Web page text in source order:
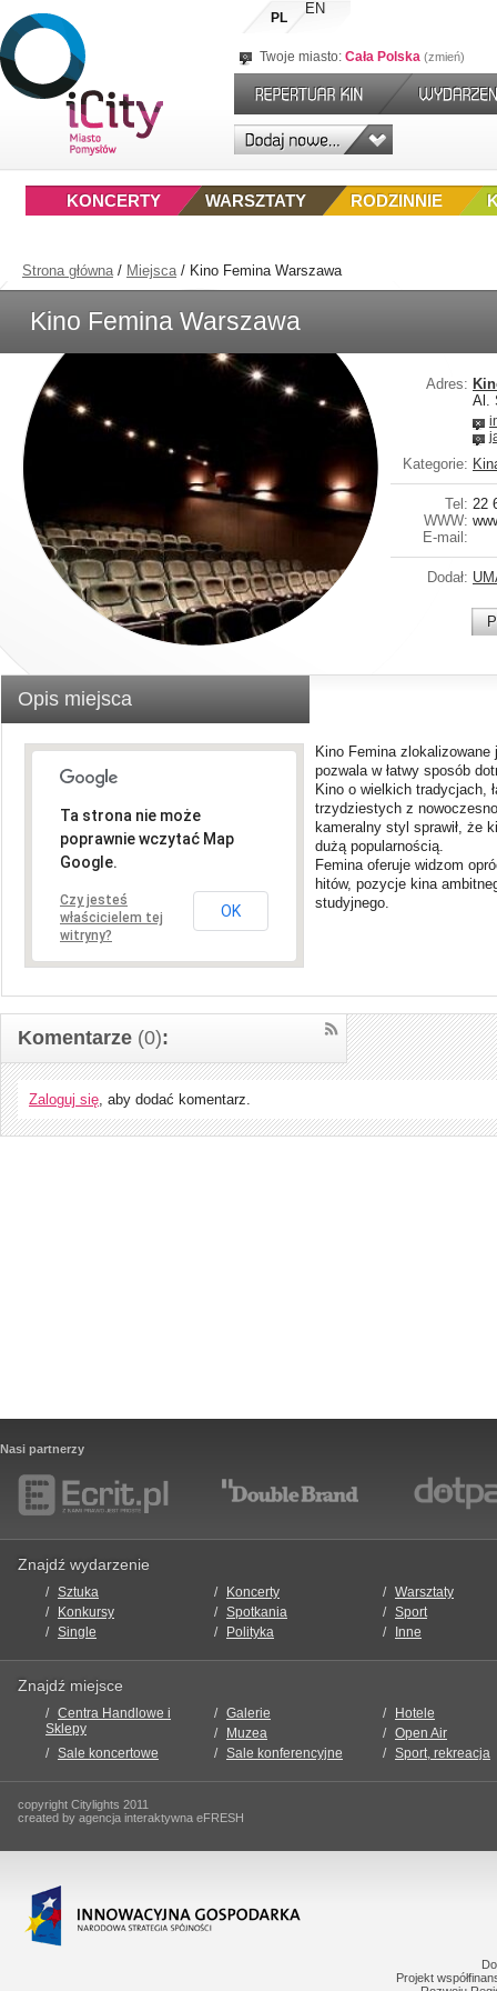
PL
EN
Twoje miasto: Cała Polska zmień
RODZINNIE
WARSZTATY
KONCERTY
Strona główna/ Miejsca/ Kino Femina Warszawa
Kino Femina Warszawa
Adres:
Al.
Kategorie:
Tel: 22
WWW:
E-mail:
Dodał:
Opis miejsca
Ta strona nie może
poprawnie wczytać Map
Google.
Czy jesteś
właścicielem tej
witryny?
OK
Kino Femina
pozwala w łatwy sposób
Kino o wielkich tradycjach,
trzydziestych z
kameralny styl sprawił, że
dużą popularnością.
Femina oferuje widzom
hitów, pozycje kina
studyjnego.
Komentarze (0):
Zaloguj się, aby dodać komentarz.
Nasi partnerzy
Znajdź wydarzenie
Sztuka Koncerty
Warsztaty
Konkursy
Spotkania
Sport
Single
Polityka Inne
Znajdź miejsce
Centra Handlowe i
Sklepy
Galerie
Hotele
Muzea
Open Air
Sale koncertowe
Sale konferencyjne Sport, rekreacja
copyright Citylights 2011
created by agencja interaktywna eFRESH
Projekt